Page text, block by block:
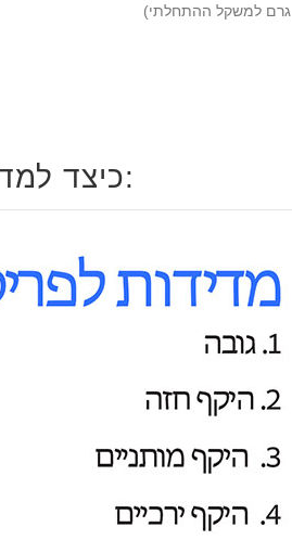
גרם למשקל ההתחלתי)
כיצד למדוד מידה לאפוד אילוף: